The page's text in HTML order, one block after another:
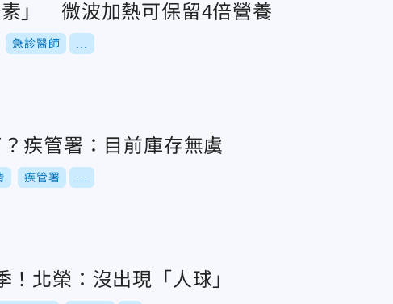
」 微波加熱可保留4倍營養
急診醫師
疾管署：目前庫存無虞
疾管署
北榮：沒出現「人球」